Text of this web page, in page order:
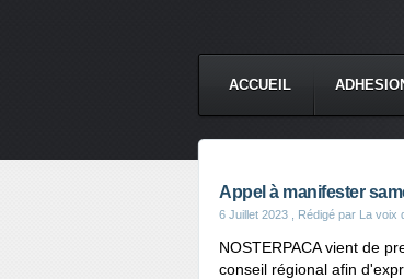
ACCUEIL
Appel à manifester
6 Juillet 2023 , Rédigé par La voix
NOSTERPACA vient de
conseil régional afin